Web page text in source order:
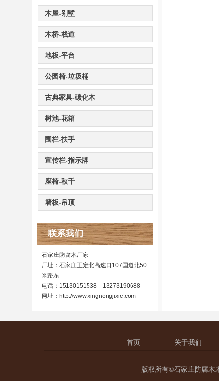
木屋-别墅
木桥-栈道
地板-平台
公园椅-垃圾桶
古典家具-碳化木
树池-花箱
围栏-扶手
宣传栏-指示牌
座椅-秋千
墙板-吊顶
联系我们
石家庄防腐木厂家
厂址：石家庄正定北高速口107国道北50
米路东
电话：15130151538 13273190688
网址： http://www.xingnongjixie.com
首页 关于我们
版权所有©石家庄防腐